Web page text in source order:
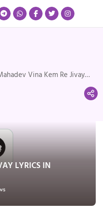
Vina Kem Re Jivay
LYRICS IN